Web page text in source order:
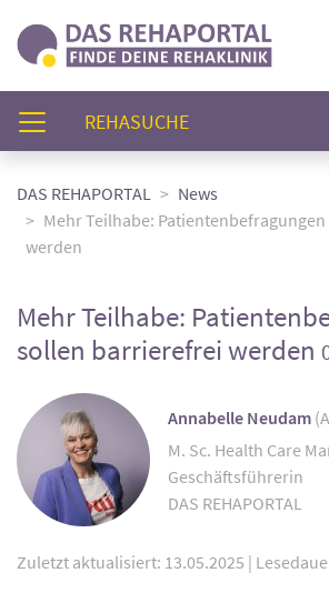
REHASUCHE(AKTUELL)
DAS REHAPORTAL
News
Mehr Teilhabe:
werden
Mehr Teilhabe:
sollen barrierefrei werden
Annabelle Neudam
M. Sc. Health Care
Geschäftsführerin
DAS REHAPORTAL
Zuletzt aktualisiert: 13.05.2025 |